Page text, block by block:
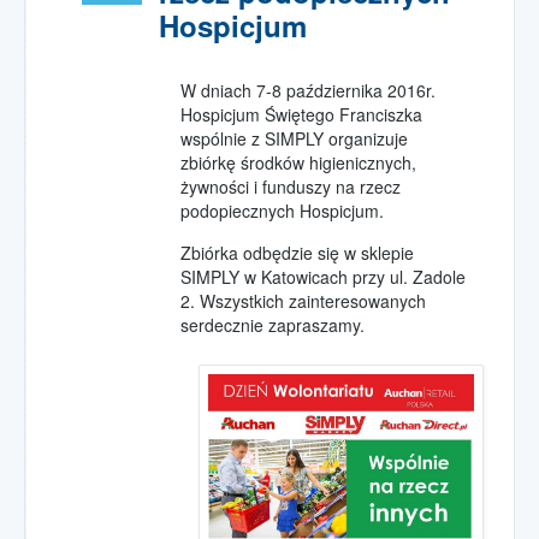
Grupa wsparcia
rodzin podopiecznych
Spotkania Online
Hospicjum
W dniach 7-8 października 2016r.
Hospicjum Świętego Franciszka
wspólnie z SIMPLY organizuje
zbiórkę środków higienicznych,
żywności i funduszy na rzecz
podopiecznych Hospicjum.
Zbiórka odbędzie się w sklepie
SIMPLY w Katowicach przy ul. Zadole
2. Wszystkich zainteresowanych
serdecznie zapraszamy.